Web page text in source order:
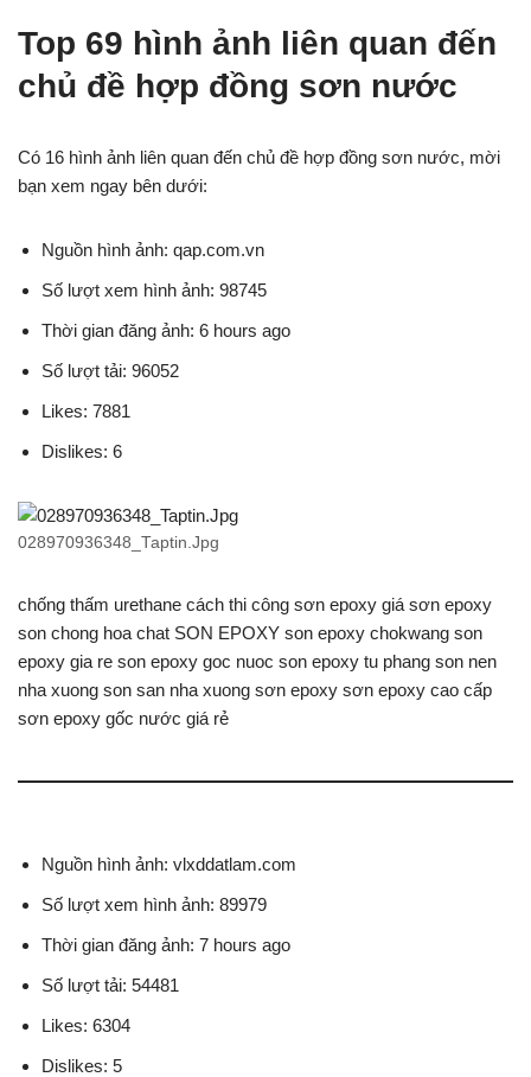
Top 69 hình ảnh liên quan đến
chủ đề hợp đồng sơn nước
Có 16 hình ảnh liên quan đến chủ đề hợp đồng sơn nước, mời
bạn xem ngay bên dưới:
Nguồn hình ảnh: qap.com.vn
Số lượt xem hình ảnh: 98745
Thời gian đăng ảnh: 6 hours ago
Số lượt tải: 96052
Likes: 7881
Dislikes: 6
028970936348_Taptin.Jpg
chống thấm urethane cách thi công sơn epoxy giá sơn epoxy
son chong hoa chat SON EPOXY son epoxy chokwang son
epoxy gia re son epoxy goc nuoc son epoxy tu phang son nen
nha xuong son san nha xuong sơn epoxy sơn epoxy cao cấp
sơn epoxy gốc nước giá rẻ
Nguồn hình ảnh: vlxddatlam.com
Số lượt xem hình ảnh: 89979
Thời gian đăng ảnh: 7 hours ago
Số lượt tải: 54481
Likes: 6304
Dislikes: 5